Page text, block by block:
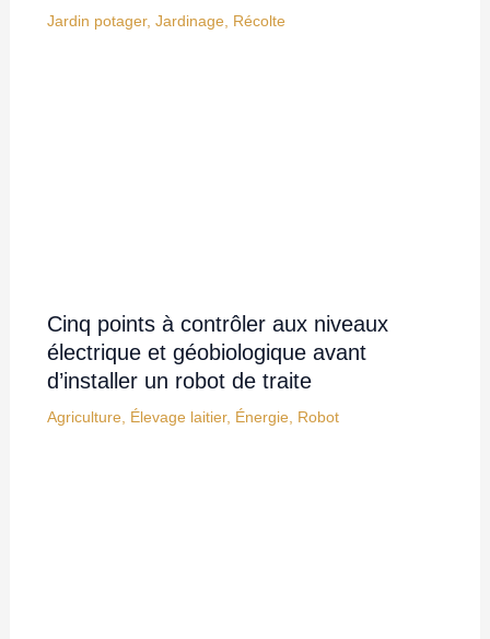
Jardin potager, Jardinage Récolte
Cinq points à contrôler aux niveaux
électrique et géobiologique avant
d’installer un robot de traite
Agriculture Élevage laitier, Énergie Robot